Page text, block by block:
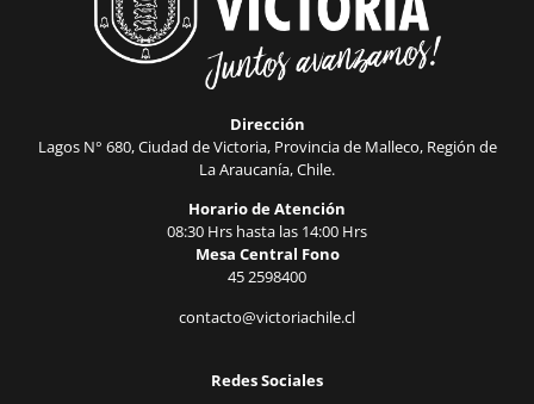
Dirección
Lagos N° 680, Ciudad de Victoria, Provincia de Malleco, Región de
La Araucanía, Chile.
Horario de Atención
08:30 Hrs hasta las 14:00 Hrs
Mesa Central Fono
45 2598400
contacto@victoriachile.cl
Redes Sociales